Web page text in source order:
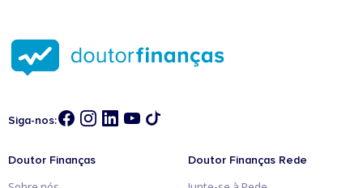
Siga-nos:
Doutor Finanças Doutor Finanças Rede